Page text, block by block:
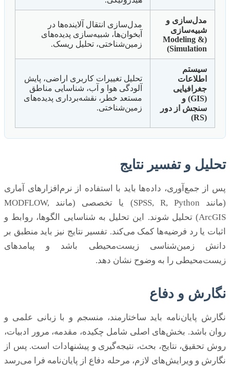
مدل‌سازی و
شبیه‌سازی
(Modeling &
Simulation)
مدل‌سازی انتقال آلاینده‌ها در
آبخوان‌ها، شبیه‌سازی پدیده‌های
زمین‌شناختی، تحلیل ریسک.
سیستم
اطلاعات
جغرافیایی
(GIS) و
سنجش از دور
(RS)
تحلیل تغییرات کاربری اراضی، پایش
آلودگی هوا و آب، شناسایی مناطق
مستعد خطر، نقشه‌برداری پدیده‌های
زمین‌شناختی.
تحلیل و تفسیر نتایج
پس از جمع‌آوری، داده‌ها باید با استفاده از نرم‌افزارهای آماری
(مانند SPSS, R, Python) یا تخصصی (مانند MODFLOW,
ArcGIS) تحلیل شوند. این تحلیل به شناسایی الگوها، روابط و
اثبات یا رد فرضیه‌ها کمک می‌کند. تفسیر نتایج نیز باید منطبق بر
دانش زمین‌شناسی زیست‌محیطی باشد و پیامدهای
زیست‌محیطی را به وضوح نشان دهد.
نگارش و دفاع
نگارش پایان‌نامه باید ساختارمند، منسجم و با زبانی علمی و
روان باشد. بخش‌های اصلی شامل چکیده، مقدمه، مرور ادبیات،
روش تحقیق، نتایج، بحث، نتیجه‌گیری و پیشنهادات است. پس از
نگارش و ویرایش‌های لازم، مرحله دفاع از پایان‌نامه فرا می‌رسد